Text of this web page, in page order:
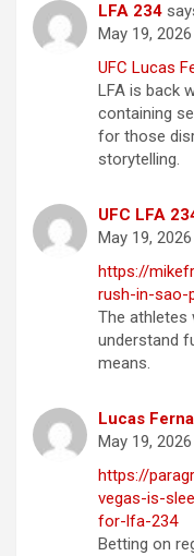
LFA 234
May 19,
UFC Lucas
LFA is back
containing
for those
storytelling.
UFC LFA
May 19,
https://
rush-in-sao-
The athletes
understand
means.
Lucas
May 19,
https://
vegas-is-
for-lfa-234
Betting on